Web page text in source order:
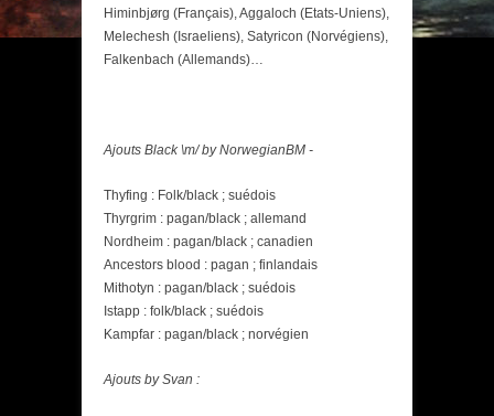
Himinbjørg (Français), Aggaloch (Etats-Uniens),
Melechesh (Israeliens), Satyricon (Norvégiens),
Falkenbach (Allemands)…
Ajouts Black \m/ by NorwegianBM -
Thyfing : Folk/black ; suédois
Thyrgrim : pagan/black ; allemand
Nordheim : pagan/black ; canadien
Ancestors blood : pagan ; finlandais
Mithotyn : pagan/black ; suédois
Istapp : folk/black ; suédois
Kampfar : pagan/black ; norvégien
Ajouts by Svan :